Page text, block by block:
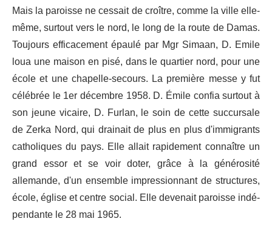
Mais la paroisse ne cessait de croître, comme la ville elle-
même, surtout vers le nord, le long de la route de Damas.
Toujours efficacement épaulé par Mgr Simaan, D. Emile
loua une maison en pisé, dans le quartier nord, pour une
école et une chapelle-secours. La première messe y fut
célébrée le 1er décembre 1958. D. Émile confia surtout à
son jeune vicaire, D. Furlan, le soin de cette succursale
de Zerka Nord, qui drainait de plus en plus d'immigrants
catholiques du pays. Elle allait rapidement connaître un
grand essor et se voir doter, grâce à la générosité
allemande, d'un ensemble impressionnant de structures,
école, église et centre social. Elle devenait paroisse indé­
pendante le 28 mai 1965.